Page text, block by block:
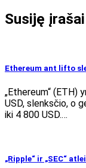
Susiję įrašai
Ethereum ant lifto
„Ethereum“ (ETH)
USD, slenksčio, o
iki 4 800 USD.…
„Ripple“ ir „SEC“